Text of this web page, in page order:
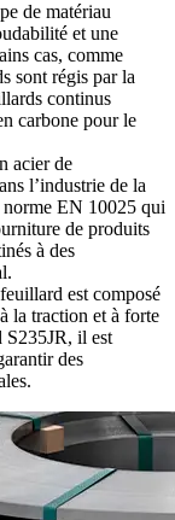
de matériau
et une
cas, comme
sont régis par la
continus
carbone pour le
acier de
l’industrie de la
EN 10025 qui
de produits
à des
est composé
la traction et à forte
S235JR, il est
des